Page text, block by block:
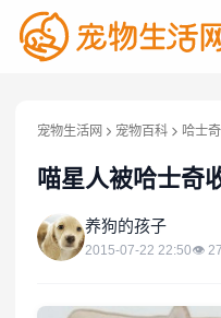
宠物生活网 宠物百科 哈士奇
喵星人被哈士奇
养 养狗的孩子
2015-07-22 22:50👁